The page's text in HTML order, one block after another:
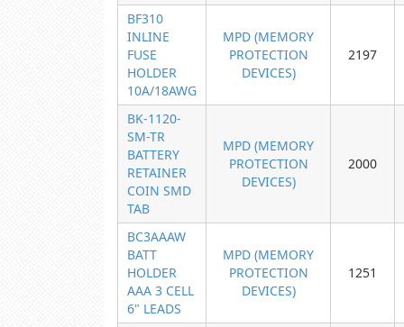
BF310
INLINE
FUSE
HOLDER
10A/18AWG
MPD (MEMORY
PROTECTION
DEVICES)
2197
BK-1120-
SM-TR
BATTERY
RETAINER
COIN SMD
TAB
MPD (MEMORY
PROTECTION
DEVICES)
2000
BC3AAAW
BATT
HOLDER
AAA 3 CELL
6" LEADS
MPD (MEMORY
PROTECTION
DEVICES)
1251